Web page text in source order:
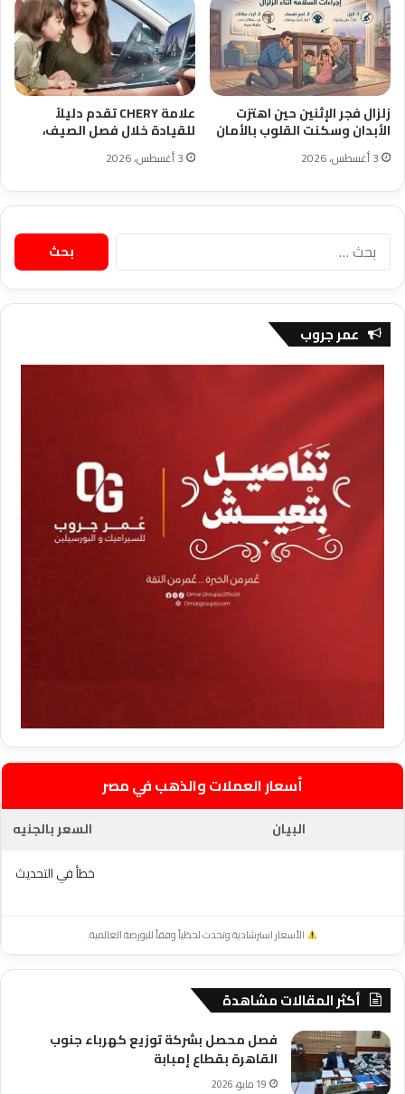
زلزال فجر الإثنين حين اهتزت
الأبدان وسكنت القلوب بالأمان
3 أغسطس، 2026
علامة CHERY تقدم دليلاً
للقيادة خلال فصل الصيف،
3 أغسطس، 2026
البحث
عن:
عمر جروب
أسعار العملات والذهب في مصر
البيان
السعر بالجنيه
خطأ في التحديث
الأسعار استرشادية وتحدث لحظياً وفقاً للبورصة العالمية.
أكثر المقالات مشاهدة
فصل محصل بشركة توزيع كهرباء جنوب
القاهرة بقطاع إمبابة
19 مايو، 2026